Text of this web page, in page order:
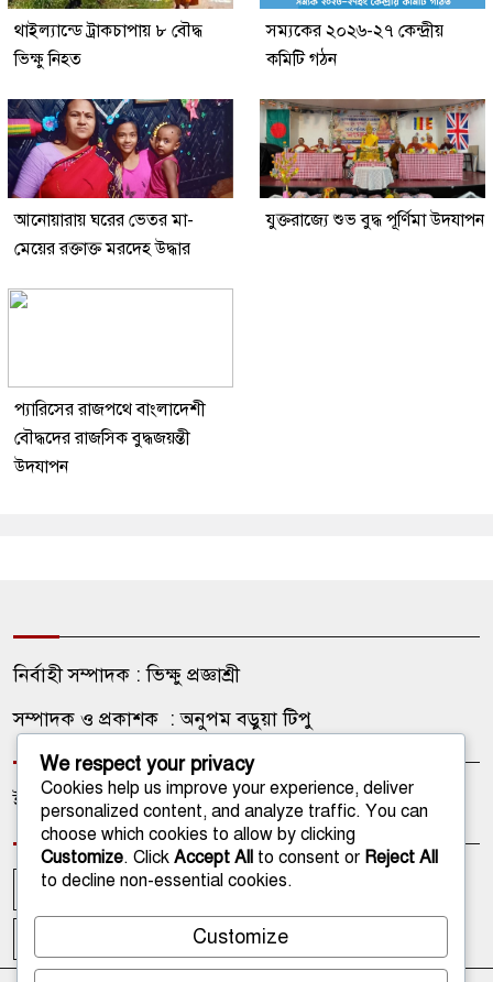
থাইল্যান্ডে ট্রাকচাপায় ৮ বৌদ্ধ
ভিক্ষু নিহত
সম্যকের ২০২৬-২৭ কেন্দ্রীয়
কমিটি গঠন
আনোয়ারায় ঘরের ভেতর মা-
মেয়ের রক্তাক্ত মরদেহ উদ্ধার
যুক্তরাজ্যে শুভ বুদ্ধ পূর্ণিমা উদযাপন
প্যারিসের রাজপথে বাংলাদেশী
বৌদ্ধদের রাজসিক বুদ্ধজয়ন্তী
উদযাপন
নির্বাহী সম্পাদক : ভিক্ষু প্রজ্ঞাশ্রী
সম্পাদক ও প্রকাশক : অনুপম বড়ুয়া টিপু
ইমেইল: onlinetathagata@gmail.com
আপলোডকারী আমাদের কথা আমাদের পরিবার
ভিডিও গ্যালারী
We respect your privacy
Cookies help us improve your experience, deliver
personalized content, and analyze traffic. You can
choose which cookies to allow by clicking
Customize. Click Accept All to consent or Reject All
to decline non-essential cookies.
Customize